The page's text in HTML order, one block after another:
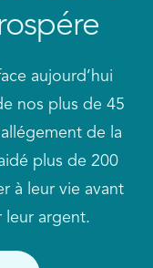
cote de crédit ?
long du
?
je suivre ma
pour défrayer
vous devez
contre
bancaire
aujourd’hui
nos plus de 45
de la
plus de 200
à leur vie avant
leur argent.